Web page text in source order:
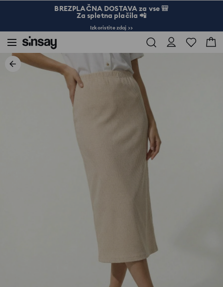
BREZPLAČNA DOSTAVA za vse 🎒
Za spletna plačila 📲
Izkoristite zdaj >>